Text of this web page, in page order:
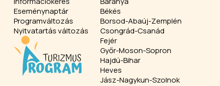
Eseménynaptár
Programváltozás
Nyitvatartás változás
Békés
Borsod-Abaúj-Zemplén
Csongrád-Csanád
Fejér
Győr-Moson-Sopron
Hajdú-Bihar
Heves
Jász-Nagykun-Szolnok